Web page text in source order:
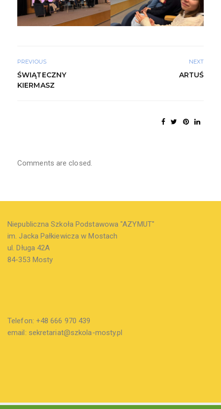
PREVIOUS
ŚWIĄTECZNY
KIERMASZ
NEXT
ARTUŚ
Comments are closed.
Niepubliczna Szkoła Podstawowa "AZYMUT"
im. Jacka Pałkiewicza w Mostach
ul. Długa 42A
84-353 Mosty
Telefon: +48 666 970 439
email: sekretariat@szkola-mosty.pl